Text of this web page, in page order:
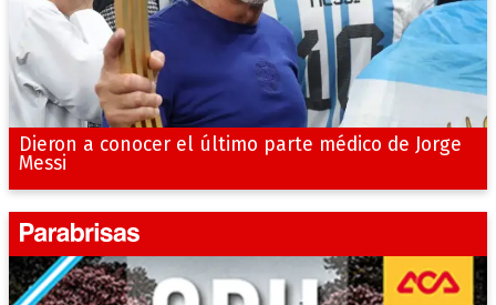
Dieron a conocer el último parte médico de Jorge
Messi